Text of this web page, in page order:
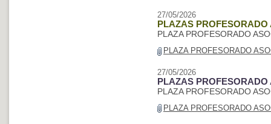
27/05/2026
PLAZAS
PLAZA PROFESORADO
PLAZA PROFESORADO
27/05/2026
PLAZAS
PLAZA PROFESORADO
PLAZA PROFESORADO